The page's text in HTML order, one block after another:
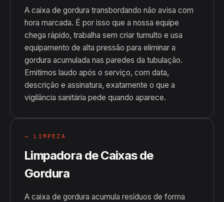
A caixa de gordura transbordando não avisa com
hora marcada. É por isso que a nossa equipe
chega rápido, trabalha sem criar tumulto e usa
equipamento de alta pressão para eliminar a
gordura acumulada nas paredes da tubulação.
Emitimos laudo após o serviço, com data,
descrição e assinatura, exatamente o que a
vigilância sanitária pede quando aparece.
→ LIMPEZA
Limpadora de Caixas de
Gordura
A caixa de gordura acumula resíduos de forma